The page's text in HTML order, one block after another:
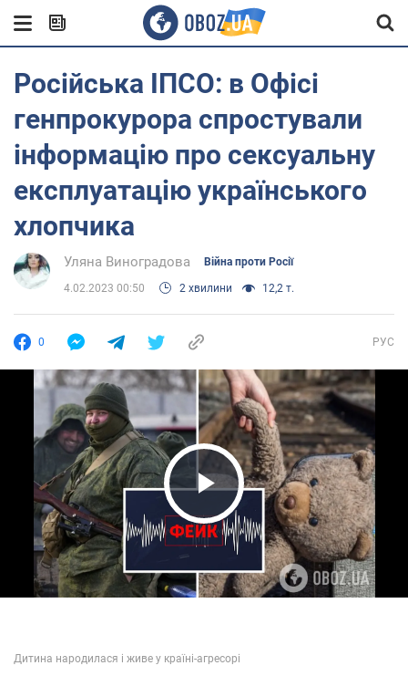
Російська ІПСО: в Офісі
генпрокурора спростували
інформацію про сексуальну
експлуатацію українського
хлопчика
Уляна Виноградова Війна проти Росії
4.02.2023 00:50 2 хвилини 12,2 т.
0 РУС
Play Video